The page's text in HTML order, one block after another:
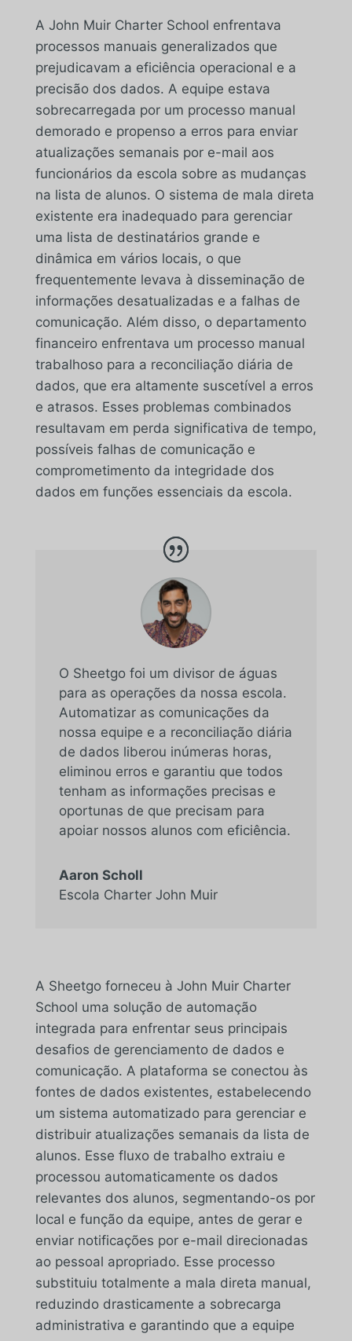
A John Muir Charter School enfrentava
processos manuais generalizados que
prejudicavam a eficiência operacional e a
precisão dos dados. A equipe estava
sobrecarregada por um processo manual
demorado e propenso a erros para enviar
atualizações semanais por e-mail aos
funcionários da escola sobre as mudanças
na lista de alunos. O sistema de mala direta
existente era inadequado para gerenciar
uma lista de destinatários grande e
dinâmica em vários locais, o que
frequentemente levava à disseminação de
informações desatualizadas e a falhas de
comunicação. Além disso, o departamento
financeiro enfrentava um processo manual
trabalhoso para a reconciliação diária de
dados, que era altamente suscetível a erros
e atrasos. Esses problemas combinados
resultavam em perda significativa de tempo,
possíveis falhas de comunicação e
comprometimento da integridade dos
dados em funções essenciais da escola.
O Sheetgo foi um divisor de águas
para as operações da nossa escola.
Automatizar as comunicações da
nossa equipe e a reconciliação diária
de dados liberou inúmeras horas,
eliminou erros e garantiu que todos
tenham as informações precisas e
oportunas de que precisam para
apoiar nossos alunos com eficiência.
Aaron Scholl
Escola Charter John Muir
A Sheetgo forneceu à John Muir Charter
School uma solução de automação
integrada para enfrentar seus principais
desafios de gerenciamento de dados e
comunicação. A plataforma se conectou às
fontes de dados existentes, estabelecendo
um sistema automatizado para gerenciar e
distribuir atualizações semanais da lista de
alunos. Esse fluxo de trabalho extraiu e
processou automaticamente os dados
relevantes dos alunos, segmentando-os por
local e função da equipe, antes de gerar e
enviar notificações por e-mail direcionadas
ao pessoal apropriado. Esse processo
substituiu totalmente a mala direta manual,
reduzindo drasticamente a sobrecarga
administrativa e garantindo que a equipe